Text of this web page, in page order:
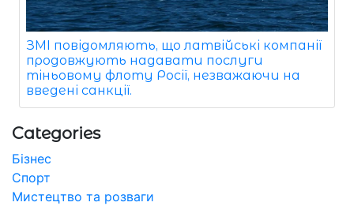
ЗМІ повідомляють, що латвійські компанії
продовжують надавати послуги
тіньовому флоту Росії, незважаючи на
введені санкції.
Categories
Бізнес
Спорт
Мистецтво та розваги